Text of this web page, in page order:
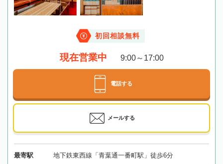
初回相談無料
現在営業中 9:00～17:00
電話する
メールする
最寄駅 地下鉄東西線「青葉通一番町駅」徒歩6分